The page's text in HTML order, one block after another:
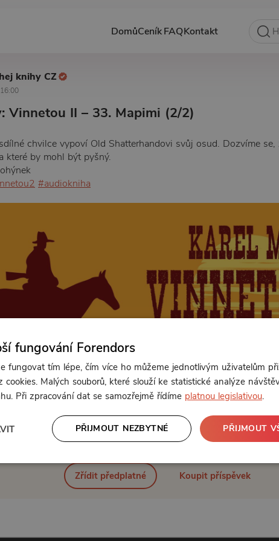
DomůCeníkFAQKontakt
knihy CZ
Vinnetou II – 33. Mapimi (2/2)
chvilce vypoví Old Shatterhandovi svůj osud. Dozvíme se,
které by mohl být pyšný.
#audiokniha
Od 89 Kč měsíčně nebo 39 Kč jednorázově
Zřídit předplatné Koupit příspěvek
fungování Forendors
fungovat tím lépe, čím více ho můžeme jednotlivým uživatelům
cookies. Malých souborů, které slouží ke statistické analýze
Při zpracování dat se samozřejmě řídíme platnou legislativou.
PŘIJMOUT
PŘIJMOUT NEZBYTNÉ